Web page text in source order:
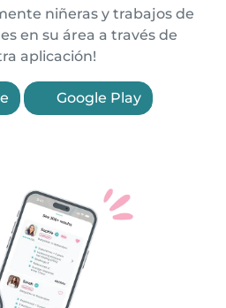
niñeras y trabajos de
en su área a través de
aplicación!
Google Play